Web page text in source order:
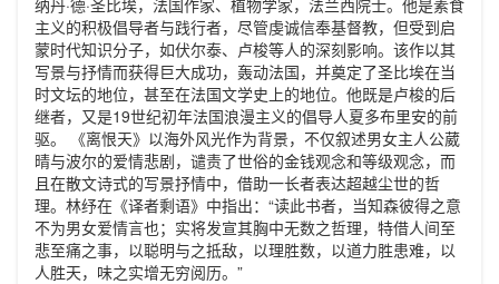
纳丹·德·圣比埃，法国作家、植物学家，法兰西院士。他是素食
主义的积极倡导者与践行者，尽管虔诚信奉基督教，但受到启
蒙时代知识分子，如伏尔泰、卢梭等人的深刻影响。该作以其
写景与抒情而获得巨大成功，轰动法国，并奠定了圣比埃在当
时文坛的地位，甚至在法国文学史上的地位。他既是卢梭的后
继者，又是19世纪初年法国浪漫主义的倡导人夏多布里安的前
驱。 《离恨天》以海外风光作为背景，不仅叙述男女主人公葳
晴与波尔的爱情悲剧，谴责了世俗的金钱观念和等级观念，而
且在散文诗式的写景抒情中，借助一长者表达超越尘世的哲
理。林纾在《译者剩语》中指出：“读此书者，当知森彼得之意
不为男女爱情言也；实将发宣其胸中无数之哲理，特借人间至
悲至痛之事，以聪明与之抵敌，以理胜数，以道力胜患难，以
人胜天，味之实增无穷阅历。”